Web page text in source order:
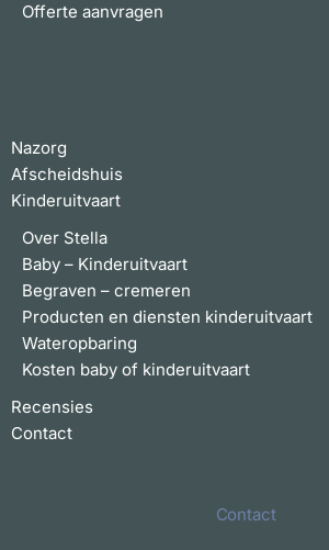
Offerte aanvragen
Nazorg
Afscheidshuis
Kinderuitvaart
Over Stella
Baby – Kinderuitvaart
Begraven – cremeren
Producten en diensten kinderuitvaart
Wateropbaring
Kosten baby of kinderuitvaart
Recensies
Contact
Contact